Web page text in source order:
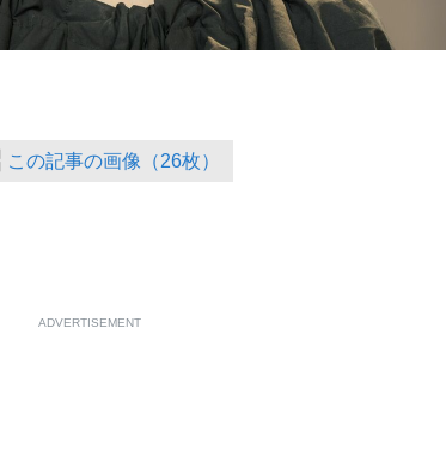
この記事の画像（26枚）
ADVERTISEMENT